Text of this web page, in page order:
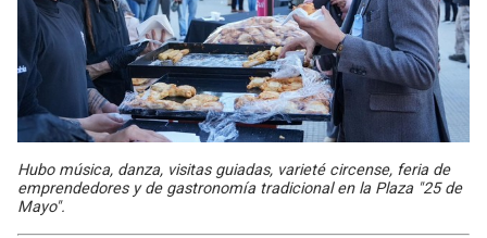
Hubo música, danza, visitas guiadas, varieté circense, feria de
emprendedores y de gastronomía tradicional en la Plaza "25 de
Mayo".